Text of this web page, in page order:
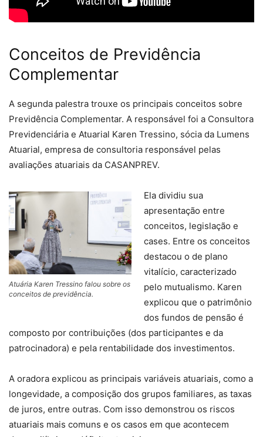
Conceitos de Previdência
Complementar
A segunda palestra trouxe os principais conceitos sobre
Previdência Complementar. A responsável foi a Consultora
Previdenciária e Atuarial Karen Tressino, sócia da Lumens
Atuarial, empresa de consultoria responsável pelas
avaliações atuariais da CASANPREV.
Atuária Karen Tressino falou sobre os
conceitos de previdência.
Ela dividiu sua
apresentação entre
conceitos, legislação e
cases. Entre os conceitos
destacou o de plano
vitalício, caracterizado
pelo mutualismo. Karen
explicou que o patrimônio
dos fundos de pensão é
composto por contribuições (dos participantes e da
patrocinadora) e pela rentabilidade dos investimentos.
A oradora explicou as principais variáveis atuariais, como a
longevidade, a composição dos grupos familiares, as taxas
de juros, entre outras. Com isso demonstrou os riscos
atuariais mais comuns e os casos em que acontecem